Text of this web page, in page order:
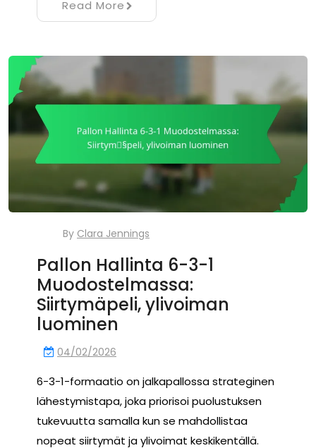
Read More
By Clara Jennings
Pallon Hallinta 6-3-1
Muodostelmassa:
Siirtymäpeli, ylivoiman
luominen
04/02/2026
6-3-1-formaatio on jalkapallossa strateginen
lähestymistapa, joka priorisoi puolustuksen
tukevuutta samalla kun se mahdollistaa
nopeat siirtymät ja ylivoimat keskikentällä.